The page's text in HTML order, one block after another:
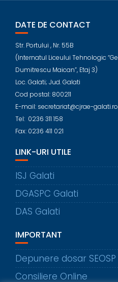
DATE DE CONTACT
Str. Portului , Nr. 55B
(Internatul Liceului Tehnologic
Dumitrescu Maican”, Etaj 3)
Loc. Galati; Jud. Galati
Cod postal: 800211
E-mail: secretariat@cjrae-galati.ro
Tel: 0236 311 158
Fax: 0236 411 021
LINK-URI UTILE
ISJ Galati
DGASPC Galati
DAS Galati
IMPORTANT
Depunere dosar
Consiliere Online